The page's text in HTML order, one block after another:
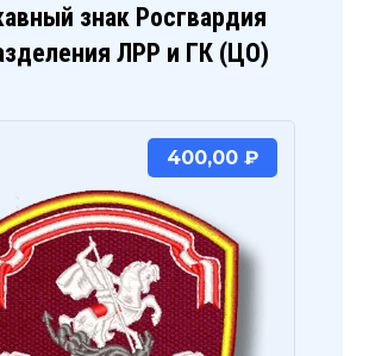
знак Росгвардия
ЛРР и ГК (ЦО)
400,00 ₽